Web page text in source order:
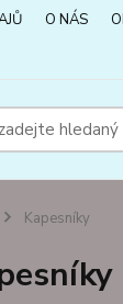
O NÁS
Kapesníky